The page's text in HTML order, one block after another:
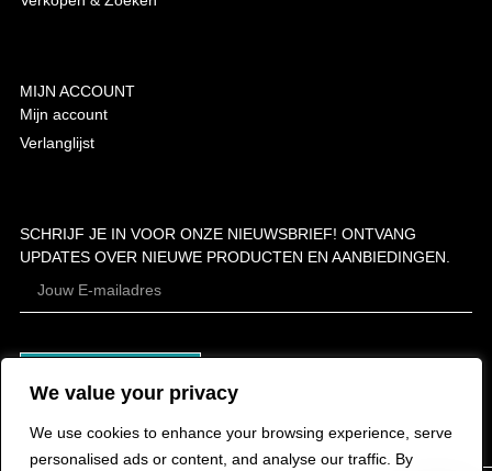
We value your privacy
We use cookies to enhance your browsing experience, serve
personalised ads or content, and analyse our traffic. By
MIJN ACCOUNT
Mijn account
Verlanglijst
SCHRIJF JE IN VOOR ONZE NIEUWSBRIEF! ONTVANG
UPDATES OVER NIEUWE PRODUCTEN EN AANBIEDINGEN.